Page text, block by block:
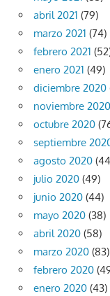
abril 2021 (79)
marzo 2021 (74)
febrero 2021
enero 2021 (49)
diciembre 2020
noviembre 2020
octubre 2020
septiembre
agosto 2020
julio 2020 (49)
junio 2020 (44)
mayo 2020 (38)
abril 2020 (58)
marzo 2020 (83)
febrero 2020
enero 2020 (43)